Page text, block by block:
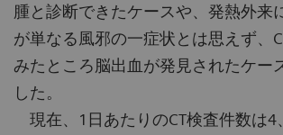
腫と診断できたケースや、発熱外来
が単なる風邪の一症状とは思えず、
みたところ脳出血が発見されたケー
した。
現在、1日あたりのCT検査件数は4